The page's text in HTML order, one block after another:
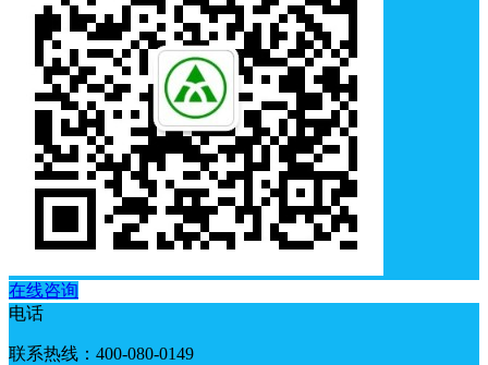
在线咨询
电话
联系热线：400-080-0149